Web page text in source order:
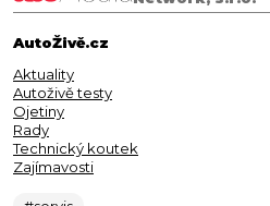
AutoŽivě.cz
Aktuality
Autoživě testy
Ojetiny
Rady
Technický koutek
Zajímavosti